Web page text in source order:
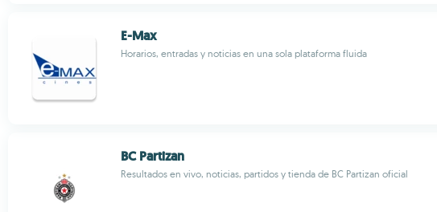
E-Max
Horarios, entradas y noticias en una sola plataforma fluida
BC Partizan
Resultados en vivo, noticias, partidos y tienda de BC Partizan oficial